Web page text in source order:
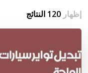
إظهار120 النتائج